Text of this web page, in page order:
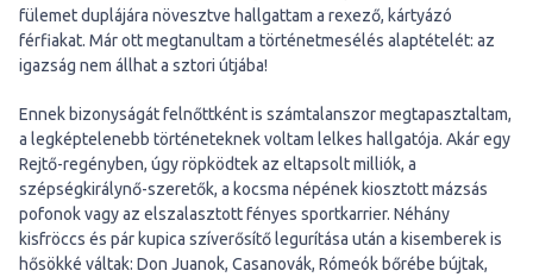
fülemet duplájára növesztve hallgattam a rexező, kártyázó
férfiakat. Már ott megtanultam a történetmesélés alaptételét: az
igazság nem állhat a sztori útjába!
Ennek bizonyságát felnőttként is számtalanszor megtapasztaltam,
a legképtelenebb történeteknek voltam lelkes hallgatója. Akár egy
Rejtő-regényben, úgy röpködtek az eltapsolt milliók, a
szépségkirálynő-szeretők, a kocsma népének kiosztott mázsás
pofonok vagy az elszalasztott fényes sportkarrier. Néhány
kisfröccs és pár kupica szíverősítő legurítása után a kisemberek is
hősökké váltak: Don Juanok, Casanovák, Rómeók bőrébe bújtak,